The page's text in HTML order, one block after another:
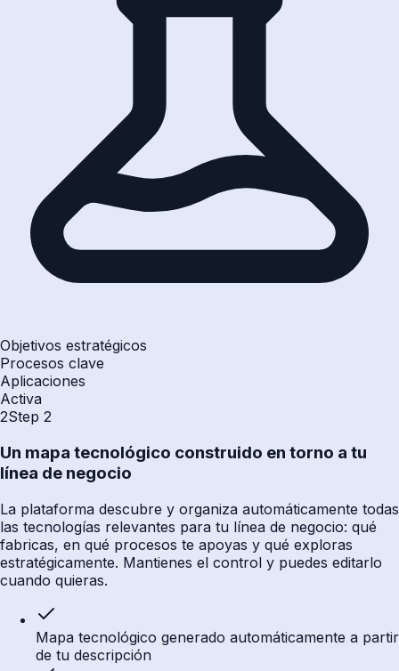
Objetivos estratégicos
Procesos clave
Aplicaciones
Activa
2Step 2
Un mapa tecnológico construido en torno a tu
línea de negocio
La plataforma descubre y organiza automáticamente todas
las tecnologías relevantes para tu línea de negocio: qué
fabricas, en qué procesos te apoyas y qué exploras
estratégicamente. Mantienes el control y puedes editarlo
cuando quieras.
Mapa tecnológico generado automáticamente a partir
de tu descripción